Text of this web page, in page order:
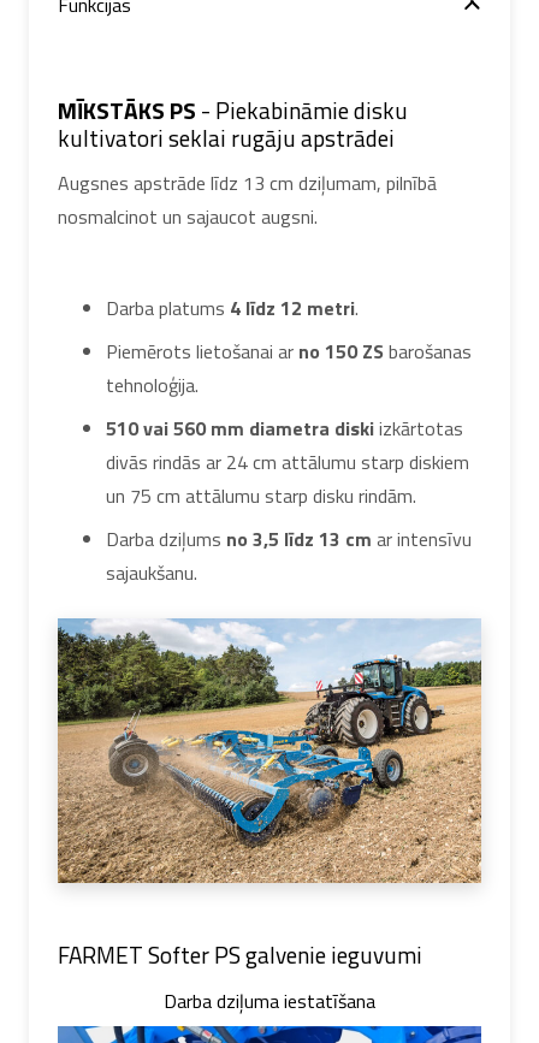
MĪKSTĀKS PS - Piekabināmie disku
kultivatori seklai rugāju apstrādei
Augsnes apstrāde līdz 13 cm dziļumam, pilnībā
nosmalcinot un sajaucot augsni.
Darba platums 4 līdz 12 metri.
Piemērots lietošanai ar no 150 ZS barošanas
tehnoloģija.
510 vai 560 mm diametra diskiizkārtotas
divās rindās ar 24 cm attālumu starp diskiem
un 75 cm attālumu starp disku rindām.
Darba dziļums no 3,5 līdz 13 cm ar intensīvu
sajaukšanu.
FARMET Softer PS galvenie ieguvumi
Darba dziļuma iestatīšana